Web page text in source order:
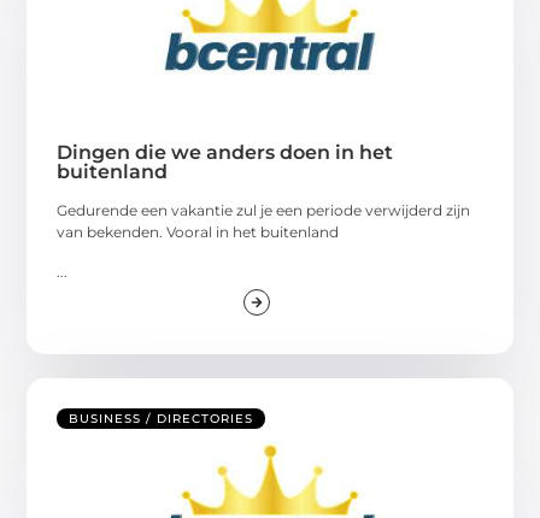
Dingen die we anders doen in het
buitenland
Gedurende een vakantie zul je een periode verwijderd zijn
van bekenden. Vooral in het buitenland
BUSINESS / DIRECTORIES